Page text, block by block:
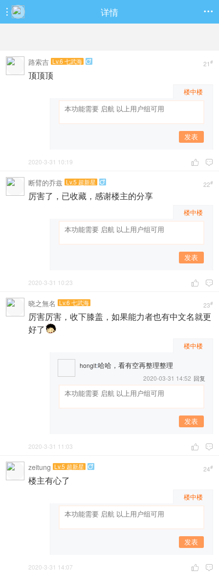
 详情 
21 #
路索吉 Lv.6 七武海 
顶顶顶
楼中楼
发表
 
2020-3-31 10:19
22#
断臂的乔兹 Lv.5 超新星 
厉害了，已收藏，感谢楼主的分享
楼中楼
发表
 
2020-3-31 10:23
23#
晓之無名 Lv.6 七武海
厉害厉害，收下膝盖，如果能力者也有中文名就更
好了
楼中楼
honglt:哈哈，看有空再整理整理
2020-03-31 14:52 回复
发表
 
2020-3-31 11:03
24#
zeitung Lv.5 超新星 
楼主有心了
楼中楼
发表
 
2020-3-31 14:07